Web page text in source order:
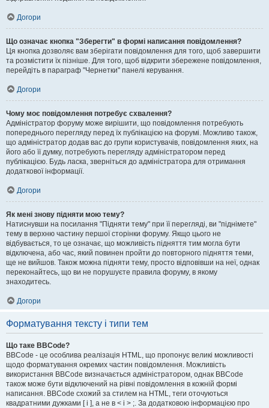
Догори
Що означає кнопка "Зберегти" в формі написання повідомлення?
Ця кнопка дозволяє вам зберігати повідомлення для того, щоб завершити
та розмістити їх пізніше. Для того, щоб відкрити збережене повідомлення,
перейдіть в параграф "Чернетки" панелі керування.
Догори
Чому моє повідомлення потребує схвалення?
Адміністратор форуму може вирішити, що повідомлення потребують
попереднього перегляду перед їх публікацією на форумі. Можливо також,
що адміністратор додав вас до групи користувачів, повідомлення яких, на
його або її думку, потребують перегляду адміністратором перед
публікацією. Будь ласка, зверніться до адміністратора для отримання
додаткової інформації.
Догори
Як мені знову підняти мою тему?
Натиснувши на посилання "Підняти тему" при її перегляді, ви "піднімете"
тему в верхню частину першої сторінки форуму. Якщо цього не
відбувається, то це означає, що можливість підняття тим могла бути
відключена, або час, який повинен пройти до повторного підняття теми,
ще не вийшов. Також можна підняти тему, просто відповівши на неї, однак
переконайтесь, що ви не порушуєте правила форуму, в якому
знаходитесь.
Догори
Форматування тексту і типи тем
Що таке BBCode?
BBCode - це особлива реалізація HTML, що пропонує великі можливості
щодо форматування окремих частин повідомлення. Можливість
використання BBCode визначається адміністратором, однак BBCode
також може бути відключений на рівні повідомлення в кожній формі
написання. BBCode схожий за стилем на HTML, теги оточуються
квадратними дужками [ і ], а не в < і > ;. За додатковою інформацією про